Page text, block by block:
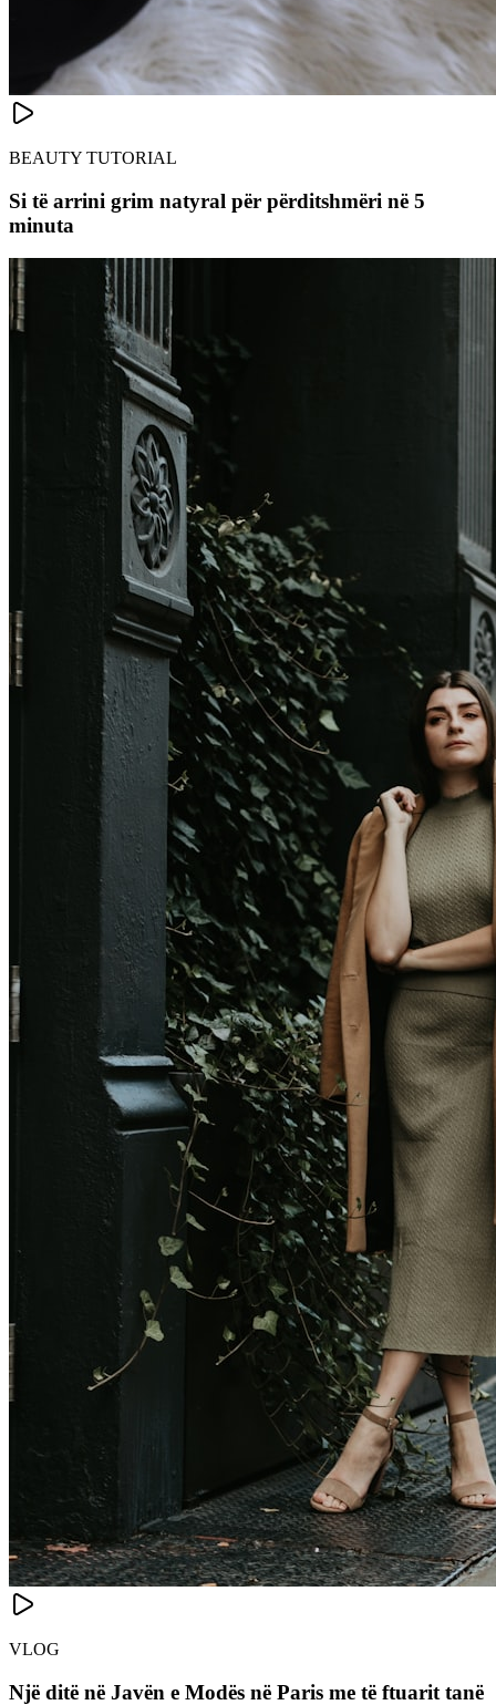
BEAUTY TUTORIAL
Si të arrini grim natyral për përditshmëri në 5
minuta
VLOG
Një ditë në Javën e Modës në Paris me të ftuarit tanë